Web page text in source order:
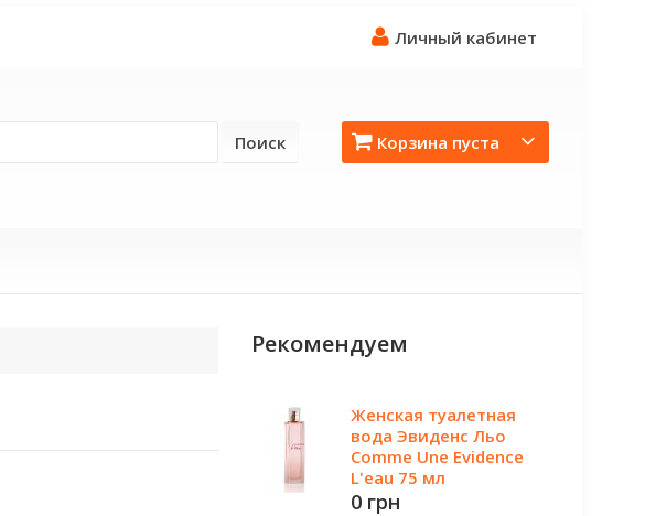
Личный кабинет
Корзина пуста
Поиск
Рекомендуем
Женская туалетная
вода Эвиденс Льо
Comme Une Evidence
L'eau 75 мл
0 грн